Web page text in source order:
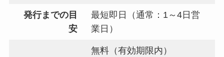
発行までの目
安
最短即日（通常：1～4日営
業日）
無料（有効期限内）